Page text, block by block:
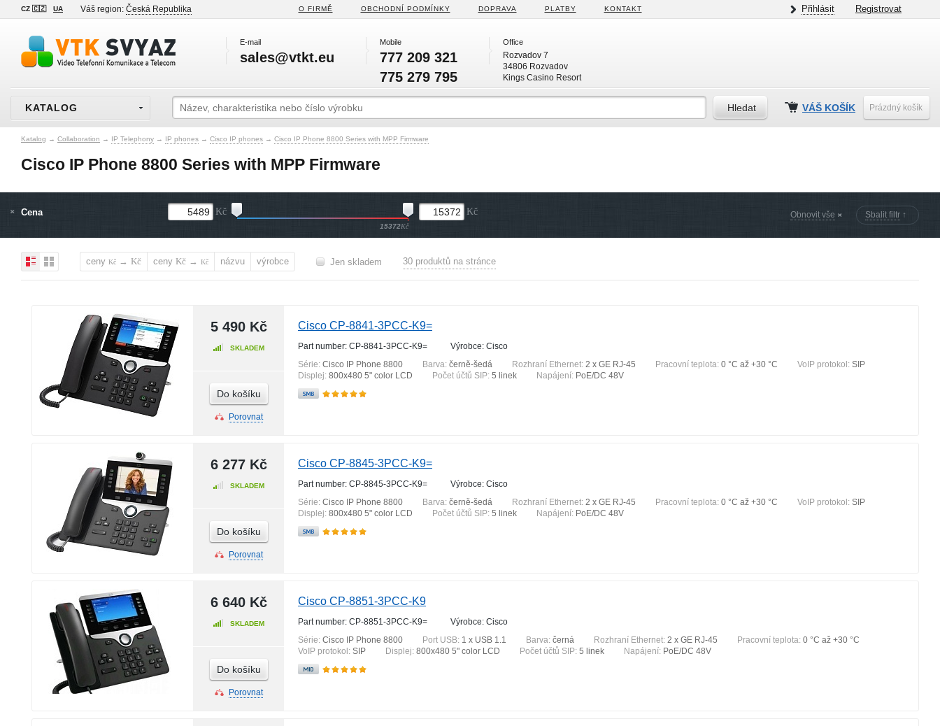
CZ 🇨🇿 UA Váš region: Česká Republika O FIRMĚ OBCHODNÍ PODMÍNKY DOPRAVA PLATBY KONTAKT Přihlásit Registrovat
E-mail
sales@vtkt.eu
Mobile
777 209 321
775 279 795
Office
Rozvadov 7
34806 Rozvadov
Kings Casino Resort
KATALOG VÁŠ KOŠÍK Prázdný košík
Katalog → Collaboration → IP Telephony → IP phones → Cisco IP phones → Cisco IP Phone 8800 Series with MPP Firmware
Cisco IP Phone 8800 Series with MPP Firmware
Obnovit vše Sbalit filtr ↑
Cena Kč
15372Kč
Kč
ceny Kč → Kč ceny Kč → Kč názvu výrobce Jen skladem 30 produktů na stránce
5 490 Kč
SKLADEM
Do košíku
Porovnat
Cisco CP-8841-3PCC-K9=
Part number: CP-8841-3PCC-K9=
Výrobce: Cisco
Série: Cisco IP Phone 8800 Barva: černě-šedá Rozhraní Ethernet: 2 x GE RJ-45 Pracovní teplota: 0 °С až +30 °С VoIP protokol: SIP
Displej: 800x480 5" color LCD Počet účtů SIP: 5 linek Napájení: PoE/DC 48V
6 277 Kč
SKLADEM
Do košíku
Porovnat
Cisco CP-8845-3PCC-K9=
Part number: CP-8845-3PCC-K9=
Výrobce: Cisco
Série: Cisco IP Phone 8800 Barva: černě-šedá Rozhraní Ethernet: 2 x GE RJ-45 Pracovní teplota: 0 °С až +30 °С VoIP protokol: SIP
Displej: 800x480 5" color LCD Počet účtů SIP: 5 linek Napájení: PoE/DC 48V
6 640 Kč
SKLADEM
Do košíku
Porovnat
Cisco CP-8851-3PCC-K9
Part number: CP-8851-3PCC-K9=
Výrobce: Cisco
Série: Cisco IP Phone 8800 Port USB: 1 x USB 1.1 Barva: černá Rozhraní Ethernet: 2 x GE RJ-45 Pracovní teplota: 0 °С až +30 °С
VoIP protokol: SIP Displej: 800x480 5" color LCD Počet účtů SIP: 5 linek Napájení: PoE/DC 48V